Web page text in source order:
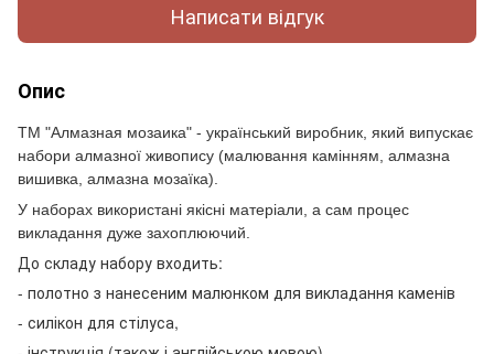
Написати відгук
Опис
ТМ "Алмазная мозаика" - український виробник, який випускає
набори алмазної живопису (малювання камінням, алмазна
вишивка, алмазна мозаїка).
У наборах використані якісні матеріали, а сам процес
викладання дуже захоплюючий.
До складу набору входить:
- полотно з нанесеним малюнком для викладання каменів
- силікон для стілуса,